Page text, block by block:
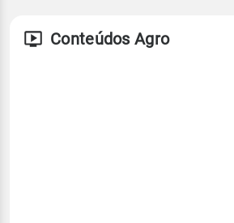
Conteúdos Agro